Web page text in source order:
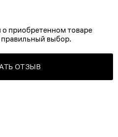
приобретенном товаре
правильный выбор.
ОТЗЫВ